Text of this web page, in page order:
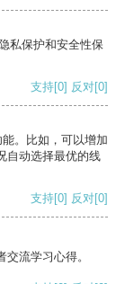
私保护和安全性保
支持[0] 反对[0]
。比如，可以增加
自动选择最优的线
支持[0] 反对[0]
流学习心得。